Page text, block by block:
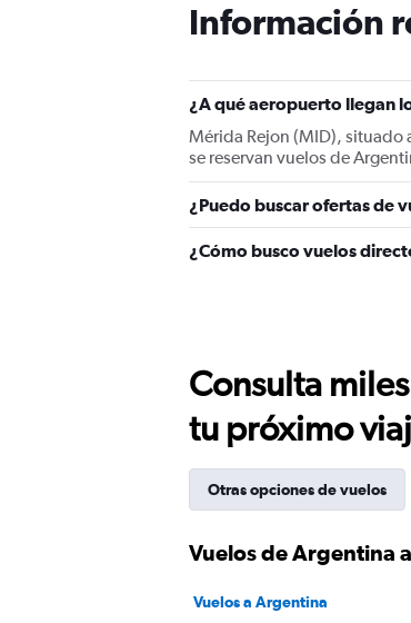
Información
¿A qué aeropuerto llegan
Mérida Rejon (MID), situado
se reservan vuelos de
¿Puedo buscar ofertas de
¿Cómo busco vuelos
Consulta
tu próximo
Otras opciones de vuelos
Vuelos de Argentina
Vuelos a Argentina